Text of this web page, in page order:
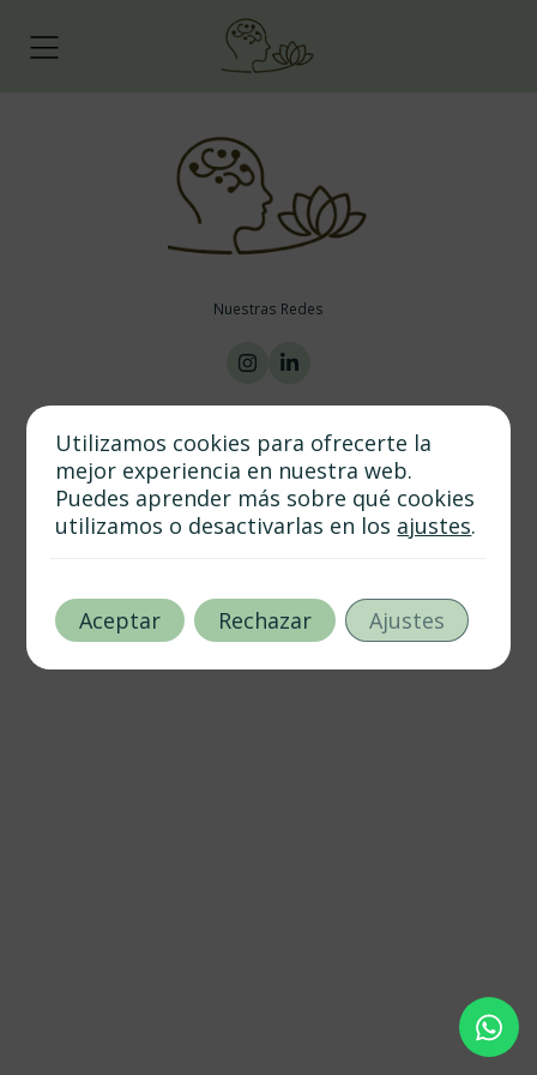
Nuestras Redes
Copyrights. , 2026. Todos los derechos reservados.
Política de privacidadPolítica de cookiesAviso legal
Utilizamos cookies para ofrecerte la
mejor experiencia en nuestra web.
Puedes aprender más sobre qué cookies
utilizamos o desactivarlas en los ajustes.
Aceptar Rechazar Ajustes